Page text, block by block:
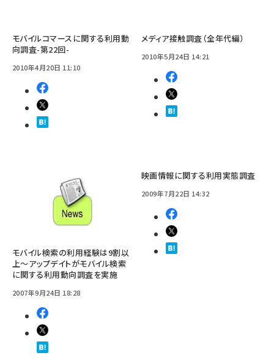
モバイルコマースに関する利用動
向調査-第22回-
2010年4月20日 11:10
メディア接触調査（全年代編）
2010年5月24日 14:21
モバイル検索の利用経験は9割以
上～アップデイトがモバイル検索
に関する利用動向調査を実施
2007年9月24日 18:28
映画情報に関する利用実態調査
2009年7月22日 14:32